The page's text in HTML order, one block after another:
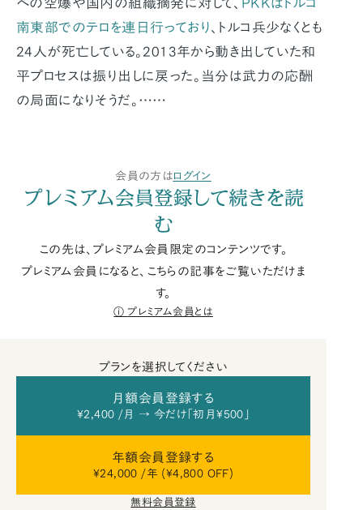
への空爆や国内の組織摘発に対して、 PKKはトルコ
南東部でのテロを連日行っており、トルコ兵少なくとも
24人が死亡している。2013年から動き出していた和
平プロセスは振り出しに戻った。当分は武力の応酬
の局面になりそうだ。……
会員の方はログイン
プレミアム会員登録して続きを読
む
この先は、プレミアム会員限定のコンテンツです。
プレミアム会員になると、こちらの記事をご覧いただけま
す。
プレミアム会員とは
プランを選択してください
月額会員登録する
¥2,400 /月 → 今だけ「初月¥500」
年額会員登録する
¥24,000 /年 (¥4,800 OFF)
無料会員登録